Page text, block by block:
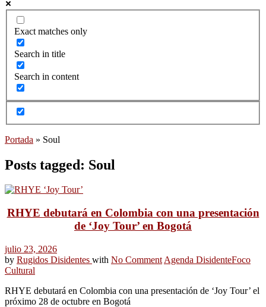
Exact matches only
Search in title
Search in content
Portada » Soul
Posts tagged: Soul
RHYE debutará en Colombia con una presentación
de ‘Joy Tour’ en Bogotá
julio 23, 2026
by Rugidos Disidentes with No Comment Agenda DisidenteFoco
Cultural
RHYE debutará en Colombia con una presentación de ‘Joy Tour’ el
próximo 28 de octubre en Bogotá